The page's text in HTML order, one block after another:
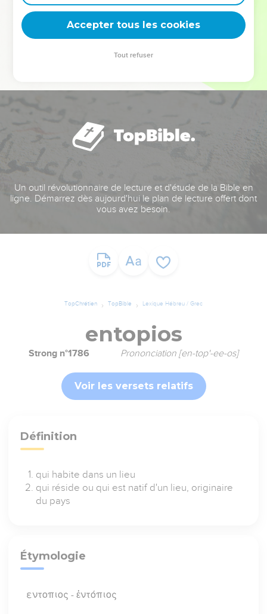
deviennent vos tremplins. Que vous guidiez un ministère, une
équipe, un groupe ou une famille, leur expérience est faite
Un outil révolutionnaire de lecture et d'étude de la Bible en
ligne. Démarrez dès aujourd'hui le plan de lecture offert dont
vous avez besoin.
TopChrétien TopBible Lexique Hébreu / Grec
entopios
Strong n°1786 Prononciation [en-top'-ee-os]
Voir les versets relatifs
Définition
qui habite dans un lieu
qui réside ou qui est natif d'un lieu, originaire
du pays
Étymologie
εντοπιος - ἐντόπιος
Accepter tous les cookies
Tout refuser